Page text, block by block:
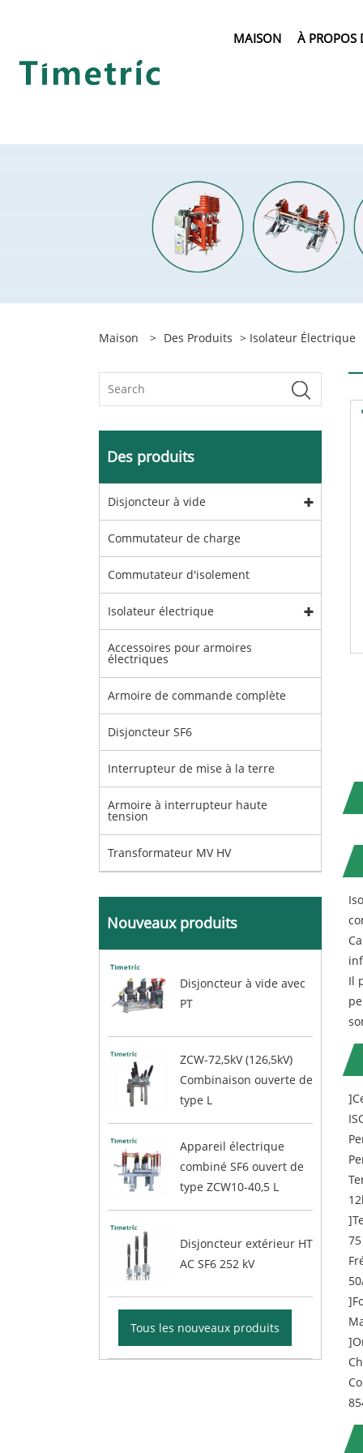
MAISON À PROPOS
Maison > Des Produits > Isolateur Électrique
Des produits
Disjoncteur à vide
Commutateur de charge
Commutateur d'isolement
Isolateur électrique
Accessoires pour armoires
électriques
Armoire de commande complète
Disjoncteur SF6
Interrupteur de mise à la terre
Armoire à interrupteur haute
tension
Transformateur MV HV
Nouveaux produits
Disjoncteur à vide avec
PT
ZCW-72,5kV (126,5kV)
Combinaison ouverte de
type L
Appareil électrique
combiné SF6 ouvert de
type ZCW10-40,5 L
Disjoncteur extérieur HT
AC SF6 252 kV
Tous les nouveaux produits
Il
75